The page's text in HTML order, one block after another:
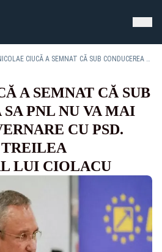
NICOLAE CIUCĂ A SEMNAT CĂ SUB CONDUCEREA SA PNL NU VA MAI INTRA LA GUVERNARE CU PSD. CINE ESTE AL TREILEA MEDITATOR AL LUI CIOLACU
A SEMNAT CĂ SUB
SA PNL NU VA MAI
CU PSD.
LUI CIOLACU